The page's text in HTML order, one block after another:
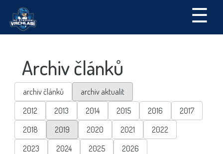
☰
Archiv článků
archiv článků
archiv aktualit
2012
2013 2014 2015 2016
2017
2018
2019 2020 2021
2022
2023
2024 2025
2026